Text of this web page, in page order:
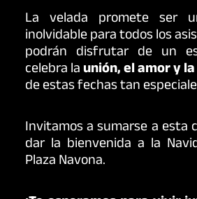
La velada promete ser
inolvidable para todos los
podrán disfrutar de un
celebra launión, el amor y
de estas fechas tan
Invitamos a sumarse a esta
dar la bienvenida a la
Plaza Navona.